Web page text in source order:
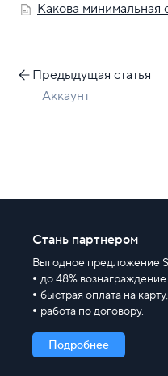
Какова минимальная
Предыдущая статья
Аккаунт
Стань партнером
Выгодное предложение
до 48%
быстрая оплата на карту,
работа по договору.
Подробнее